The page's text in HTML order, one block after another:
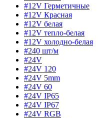
#12V Герметичные
#12V Красная
#12V белая
#12V тепло-белая
#12V холодно-белая
#240 шт/м
#24V
#24V 120
#24V 5mm
#24V 60
#24V IP65
#24V IP67
#24V RGB